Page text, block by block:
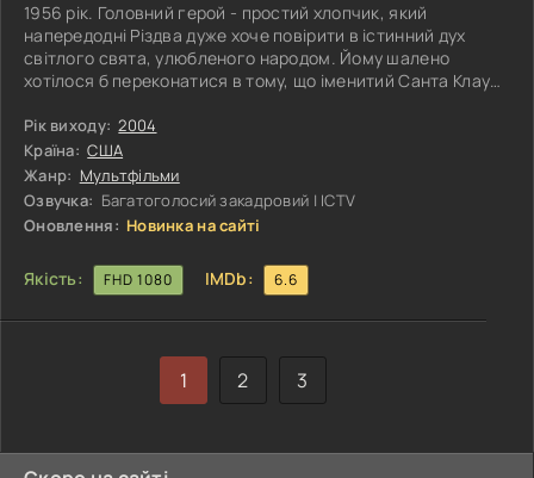
1956 рік. Головний герой - простий хлопчик, який
напередодні Різдва дуже хоче повірити в істинний дух
світлого свята, улюбленого народом. Йому шалено
хотілося б переконатися в тому, що іменитий Санта Клаус
шанс підтвердити свої припущення. Серед ночі герой
прокидається від сну, коли чує незрозумілі звуки, що
доносяться ззовні. І ось, він залишає стіни будинку, а його
погляду тим часом відкривається дивовижна картина. Він
помічає чудовий
Рік виходу: 2004
Країна: США
Жанр: Мультфільми
Озвучка: Багатоголосий закадровий | ICTV
Оновлення: Новинка на сайті
Якість: FHD 1080 IMDb: 6.6
1 2 3